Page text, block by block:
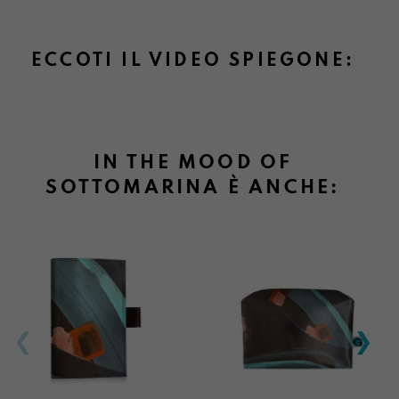
ECCOTI IL VIDEO SPIEGONE:
IN THE MOOD OF
SOTTOMARINA È ANCHE: